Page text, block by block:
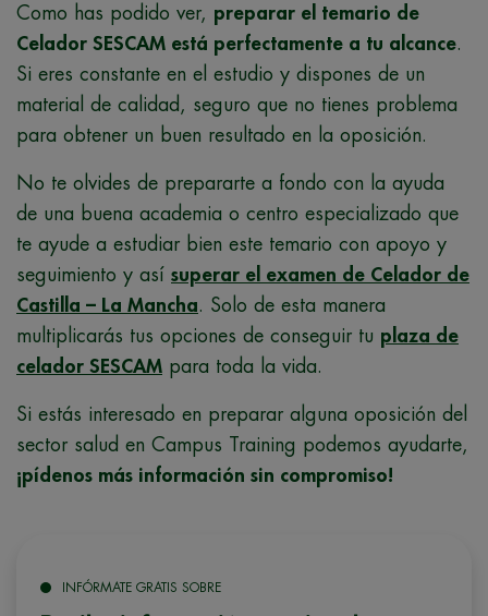
Como has podido ver, preparar el temario de
Celador SESCAM está perfectamente a tu alcance.
Si eres constante en el estudio y dispones de un
material de calidad, seguro que no tienes problema
para obtener un buen resultado en la oposición.
No te olvides de prepararte a fondo con la ayuda
de una buena academia o centro especializado que
te ayude a estudiar bien este temario con apoyo y
seguimiento y así superar el examen de Celador de
Castilla – La Mancha. Solo de esta manera
multiplicarás tus opciones de conseguir tu plaza de
celador SESCAM para toda la vida.
Si estás interesado en preparar alguna oposición del
sector salud en Campus Training podemos ayudarte,
¡pídenos más información sin compromiso!
INFÓRMATE GRATIS SOBRE